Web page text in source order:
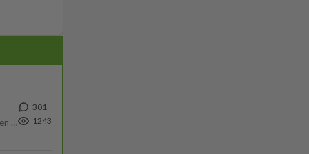
https://www.iltalehti.fi/viihdeuutiset/a/c46da6ab-340f-4790-aaa7-0865eed2336 Yrityksen konkurssihakemus on tullut kärä
301
1243